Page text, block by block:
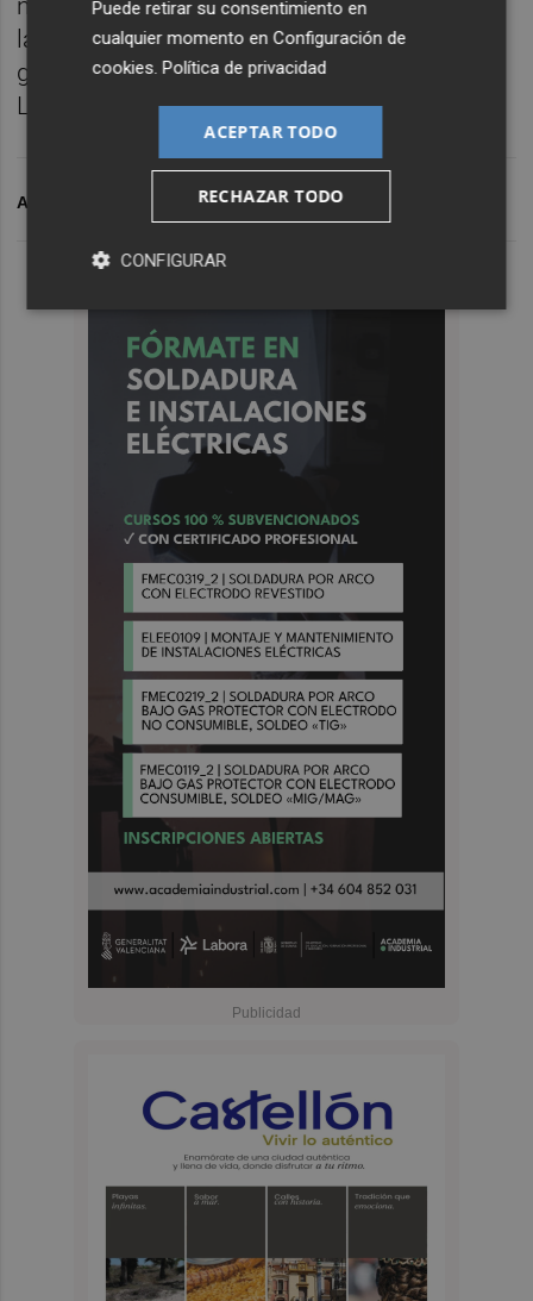
necesidades reales, no para el autobombo y
la propaganda permanente que tanto le
gusta a la alcaldesa”, concluye Anunciación
Láinez.
ARCHIVADO EN PSPV DE CASTELLÓ
Puede retirar su consentimiento en
cualquier momento enConfiguración de
cookies .Política de privacidad
ACEPTAR TODO
RECHAZAR TODO
CONFIGURAR